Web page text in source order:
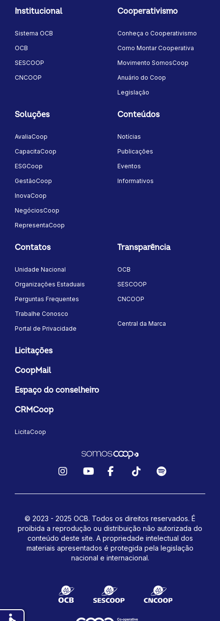
Institucional
Sistema OCB
OCB
SESCOOP
CNCOOP
Cooperativismo
Conheça o Cooperativismo
Como Montar Cooperativa
Movimento SomosCoop
Anuário do Coop
Legislação
Soluções
AvaliaCoop
CapacitaCoop
ESGCoop
GestãoCoop
InovaCoop
NegóciosCoop
RepresentaCoop
Conteúdos
Notícias
Publicações
Eventos
Informativos
Contatos
Unidade Nacional
Organizações Estaduais
Perguntas Frequentes
Trabalhe Conosco
Portal de Privacidade
Transparência
OCB
SESCOOP
CNCOOP
Central da Marca
Licitações
CoopMail
Espaço do conselheiro
CRMCoop
LicitaCoop
© 2023 - 2025 OCB. Todos os direitos reservados. É
proibida a reprodução ou distribuição não autorizada do
conteúdo deste site. A propriedade intelectual dos
materiais apresentados é protegida pela legislação
nacional e internacional.